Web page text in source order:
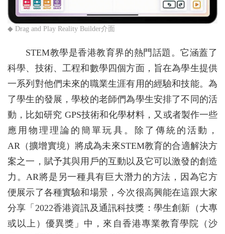
◆ Drag and Play Reality Builder介面
STEM教學是香港教育界的熱門話題。它涵蓋了
科學、技術、工程和數學四個方面，旨在為學生提供
一系列對他們未來的職業生涯有用的經驗和技能。為
了學生的發展，學校的老師們為學生安排了不同的活
動，比如研究 GPS技術和化學材料，又或者製作一些
應用物理理論的簡單玩具。除了傳統的活動，
AR（擴增實境）將成為未來STEM教育的合適解決方
案之一，賦予其與用戶的互動以及它可以激發的創造
力。AR將是另一種具有巨大潛力的方法，因為它方
便展示了各種實驗和場景，今次很高興能在這跟大家
分享「2022香港資訊及通訊科技獎：學生創新（大專
或以上）優異獎」中，來自香港專業教育學院（沙